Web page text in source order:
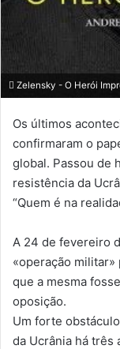
Zelensky - O Herói
Os últimos
confirmaram o
global. Passou de
resistência da
“Quem é na
A 24 de fevereiro
«operação militar»
que a mesma
oposição.
Um forte
da Ucrânia há três